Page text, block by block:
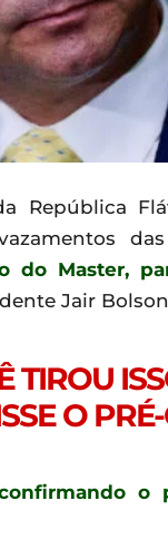
República
do Master,
Jair
TIROU
O
o